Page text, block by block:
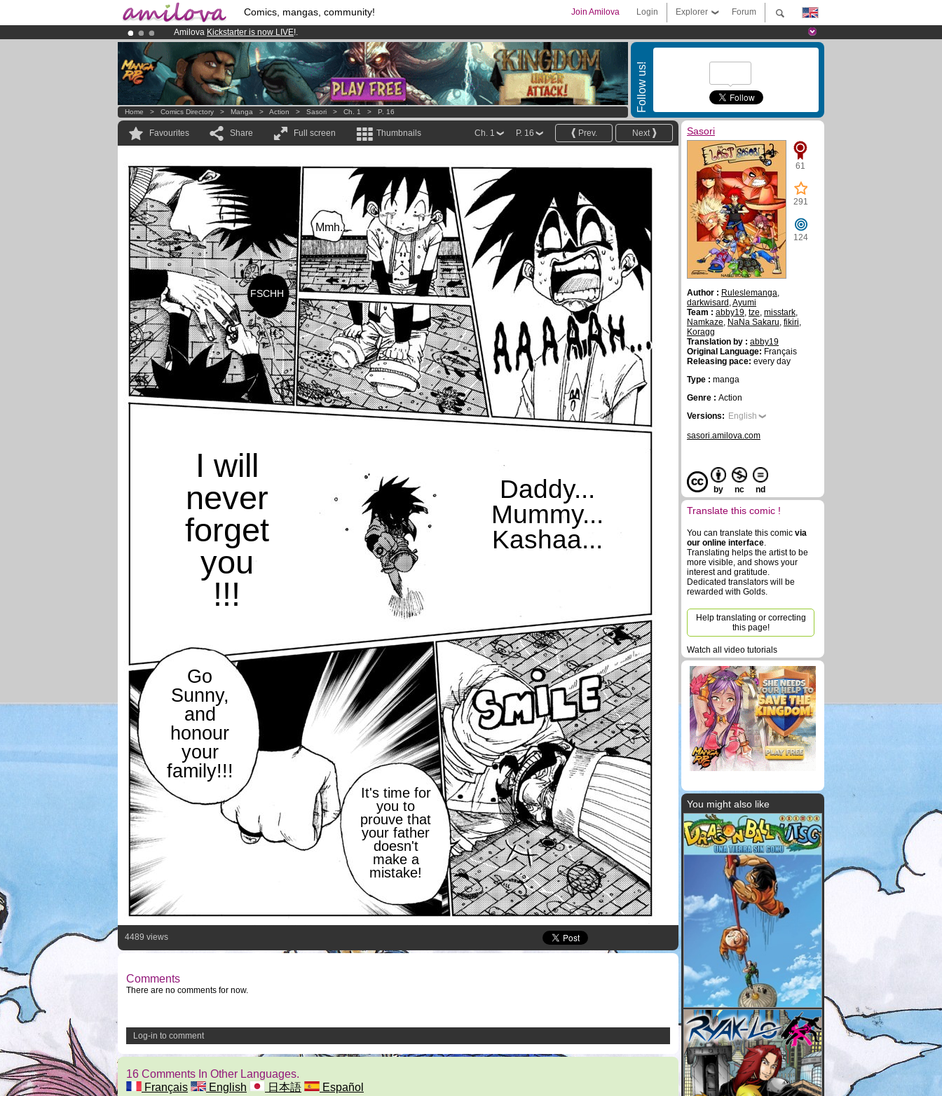
Comics, mangas, community! Forum
Explorer
Login
Join Amilova
Amilova Kickstarter is now LIVE!.
Premium membership from3.95 eurosper month !Get membership now
Already 134393membersand 1208 comics & mangas!.
Follow us!
Home > Comics Directory > Manga > Action > Sasori > Ch. 1 > P. 16
Favourites Share Full screen Thumbnails Next
Prev.
P. 16
Ch. 1
FSCHH
Mmh...
Daddy...
Mummy...
Kashaa...
I will
never
forget
you
!!!
Go
Sunny,
and
honour
your
family!!!
It's time for
you to
prouve that
your father
doesn't
make a
mistake!
4489 views
Comments
There are no comments for now.
Log-in to comment
16 Comments In Other Languages.
Français
English 日本語 Español
Sasori
61
291
124
Author : Ruleslemanga,
darkwisard ,Ayumi
Team : abby19, tze, misstark,
Namkaze, NaNa Sakaru, fikiri,
Koragg
Translation by : abby19
Original Language: Français
Releasing pace: every day
Type : manga
Genre : Action
Versions: English
sasori.amilova.com
by nc nd
Translate this comic !
You can translate this comic via
our online interface.
Translating helps the artist to be
more visible, and shows your
interest and gratitude.
Dedicated translators will be
rewarded with Golds.
Help translating or correcting
this page!
Watch all video tutorials
You might also like